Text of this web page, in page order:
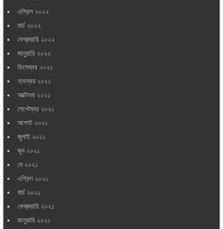
এপ্রিল ২০২২
মার্চ ২০২২
ফেব্রুয়ারি ২০২২
জানুয়ারি ২০২২
ডিসেম্বর ২০২১
নভেম্বর ২০২১
অক্টোবর ২০২১
সেপ্টেম্বর ২০২১
আগস্ট ২০২১
জুলাই ২০২১
জুন ২০২১
মে ২০২১
এপ্রিল ২০২১
মার্চ ২০২১
ফেব্রুয়ারি ২০২১
জানুয়ারি ২০২১